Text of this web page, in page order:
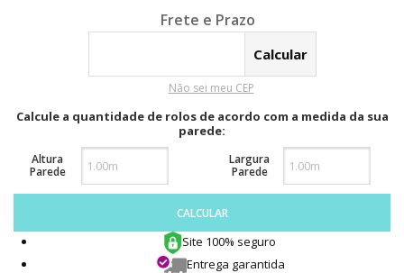
Calcular o Frete
Não sei meu CEP
Calcule a quantidade de rolos de acordo com a medida da sua
parede:
Altura
Parede
Largura
Parede
CALCULAR
Site 100% seguro
Entrega garantida